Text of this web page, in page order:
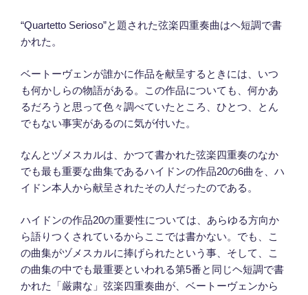
“Quartetto Serioso”と題された弦楽四重奏曲はヘ短調で書
かれた。
ベートーヴェンが誰かに作品を献呈するときには、いつ
も何かしらの物語がある。この作品についても、何かあ
るだろうと思って色々調べていたところ、ひとつ、とん
でもない事実があるのに気が付いた。
なんとヅメスカルは、かつて書かれた弦楽四重奏のなか
でも最も重要な曲集であるハイドンの作品20の6曲を、ハ
イドン本人から献呈されたその人だったのである。
ハイドンの作品20の重要性については、あらゆる方向か
ら語りつくされているからここでは書かない。でも、こ
の曲集がヅメスカルに捧げられたという事、そして、こ
の曲集の中でも最重要といわれる第5番と同じヘ短調で書
かれた「厳粛な」弦楽四重奏曲が、ベートーヴェンから